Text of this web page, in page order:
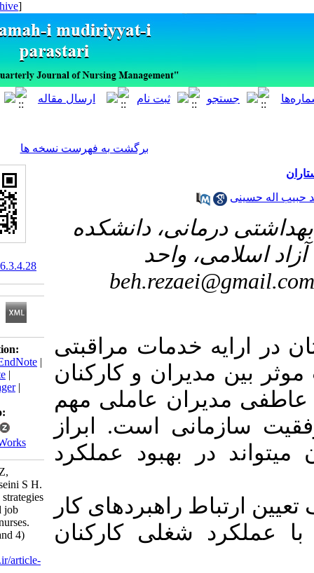
[ English ]
برگشت به فهرست نسخه ها
دانشکده
واحد
خدمات مراقبتی
مدیران و کارکنان
عاملی مهم
است. ابراز
بهبود عملکرد
راهبردهای کار
شغلی کارکنان
10.29252/ijnv.6.3.4.28
Download citation:
BibTeX | EndNote
Medlars
ProCite|
Reference Manager
|
Send citation to:
Mendeley
Zotero
RefWorks
Riahi Paghaleh Z,
Rezaei# B, Hosseini S H.
Emotional work strategies
of managers and job
performance of nurses.
ijnv 2018; 6 (3 and 4)
URL:http://ijnv.ir/article-